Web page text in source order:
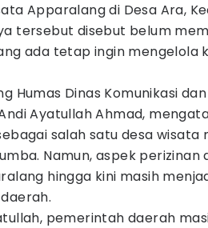
Apparalang di Desa Ara,
tersebut disebut belum
ada tetap ingin mengelola
Humas Dinas Komunikasi
Ayatullah Ahmad,
salah satu desa wisata
Namun, aspek
hingga kini masih
pemerintah daerah